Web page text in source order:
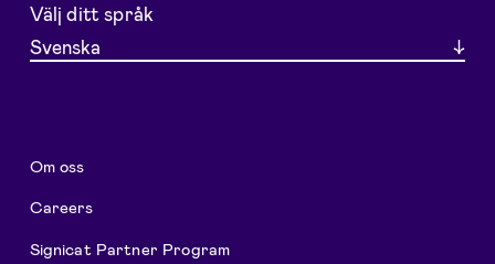
Välj ditt språk
Svenska
Om oss
Careers
Signicat Partner Program